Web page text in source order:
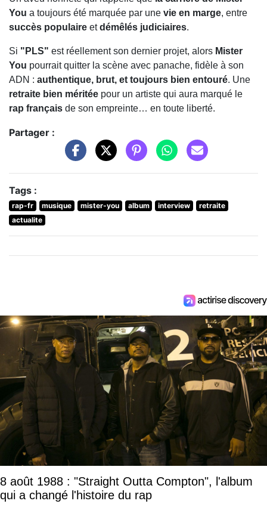
You a toujours été marquée par une vie en marge, entre
succès populaire etdémêlés judiciaires.
Si "PLS" est réellement son dernier projet, alors Mister
You pourrait quitter la scène avec panache, fidèle à son
ADN : authentique, brut, et toujours bien entouré. Une
retraite bien méritée pour un artiste qui aura marqué le
rap français de son empreinte… en toute liberté.
Partager :
Tags :
rap-fr musique mister-you album interview
retraite
actualite
8 août 1988 : "Straight Outta Compton", l'album
qui a changé l'histoire du rap